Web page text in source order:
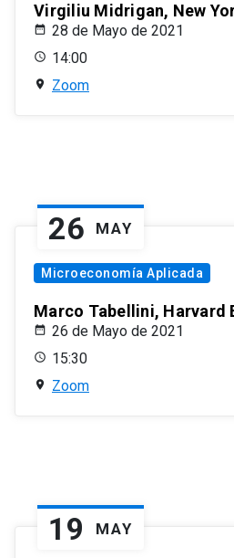
Virgiliu Midrigan, New
28 de Mayo de 2021
14:00
Zoom
26 MAY
Microeconomía Aplicada
Marco Tabellini, Harvard
26 de Mayo de 2021
15:30
Zoom
19 MAY